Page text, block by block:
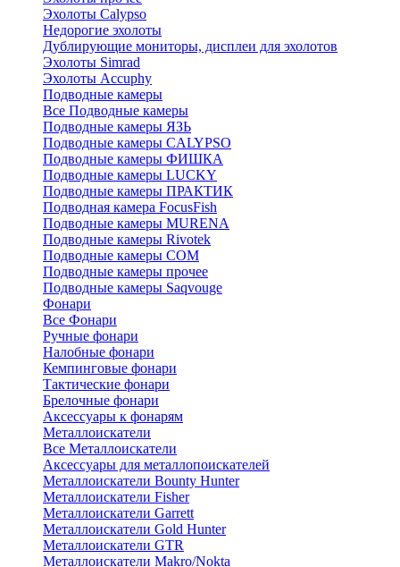
Эхолоты Calypso
Недорогие эхолоты
Дублирующие мониторы, дисплеи для эхолотов
Эхолоты Simrad
Эхолоты Accuphy
Подводные камеры
Все Подводные камеры
Подводные камеры ЯЗЬ
Подводные камеры CALYPSO
Подводные камеры ФИШКА
Подводные камеры LUCKY
Подводные камеры ПРАКТИК
Подводная камера FocusFish
Подводные камеры MURENA
Подводные камеры Rivotek
Подводные камеры СОМ
Подводные камеры прочее
Подводные камеры Saqvouge
Фонари
Все Фонари
Ручные фонари
Налобные фонари
Кемпинговые фонари
Тактические фонари
Брелочные фонари
Аксессуары к фонарям
Металлоискатели
Все Металлоискатели
Аксессуары для металлопоискателей
Металлоискатели Bounty Hunter
Металлоискатели Fisher
Металлоискатели Garrett
Металлоискатели Gold Hunter
Металлоискатели GTR
Металлоискатели Makro/Nokta